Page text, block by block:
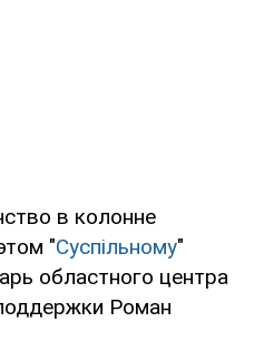
в колонне
"Суспільному"
областного центра
Роман